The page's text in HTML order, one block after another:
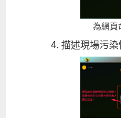
為網頁
描述現場污染